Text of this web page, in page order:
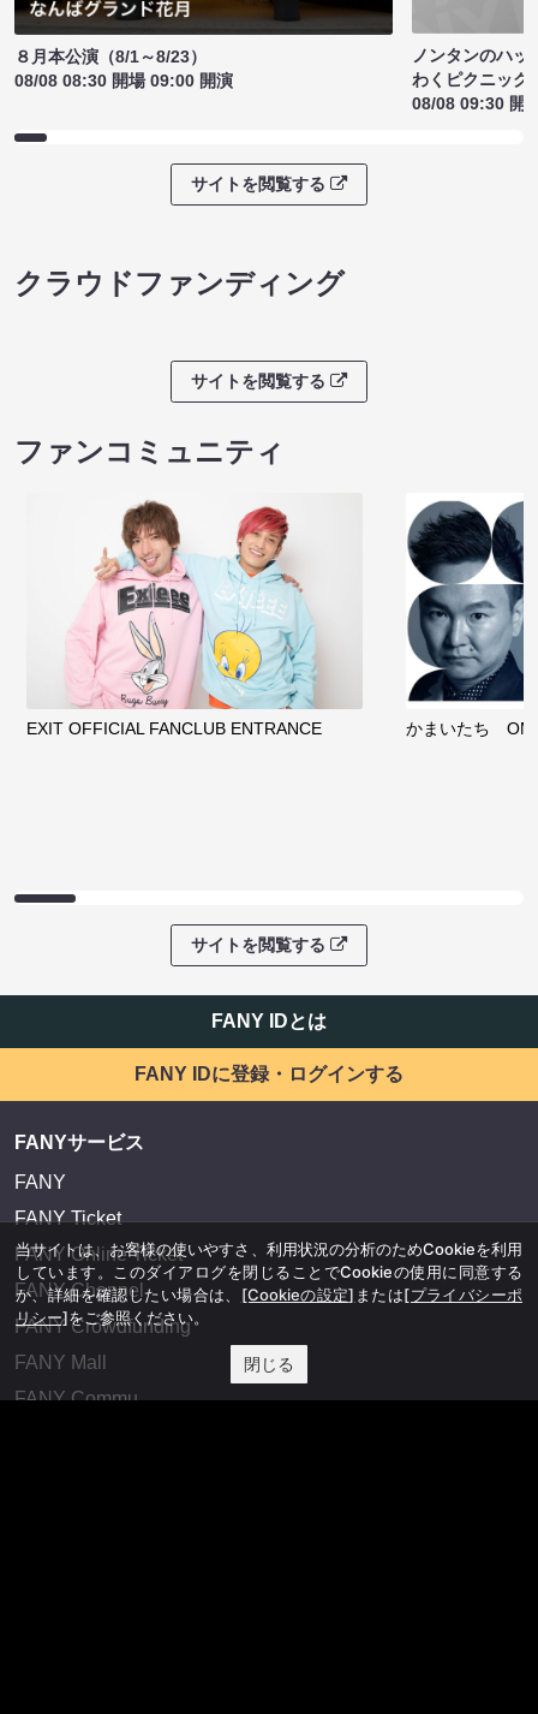
８月本公演（8/1～8/23）
08/08 08:30 開場 09:00 開演
ノンタンのハッ
わくピクニック
08/08 09:30 開
サイトを閲覧する
クラウドファンディング
サイトを閲覧する
ファンコミュニティ
EXIT OFFICIAL FANCLUB ENTRANCE かまいたち
サイトを閲覧する
FANY IDとは
FANY IDに登録・ログインする
FANYサービス
FANY
FANY Ticket
FANY Online Ticket
FANY Channel
FANY Crowdfunding
FANY Mall
FANY Commu
当サイトは、お客様の使いやすさ、利用状況の分析のためCookieを利用
しています。このダイアログを閉じることでCookieの使用に同意する
か、詳細を確認したい場合は、 [Cookieの設定] または[プライバシーポ
リシー]をご参照ください。
閉じる